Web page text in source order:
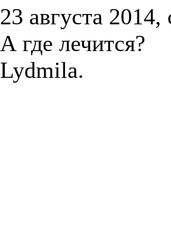
23 августа 2014,
А где лечится?
Lydmila.